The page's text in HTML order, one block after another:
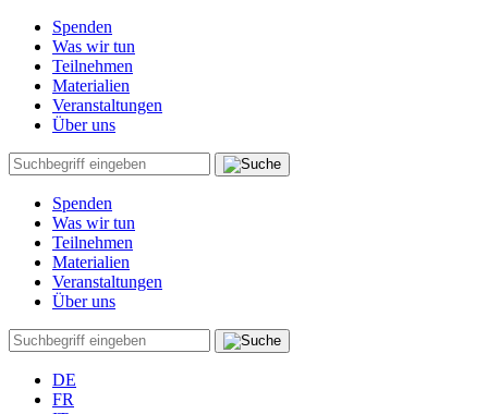
Spenden
Was wir tun
Teilnehmen
Materialien
Veranstaltungen
Über uns
Spenden
Was wir tun
Teilnehmen
Materialien
Veranstaltungen
Über uns
DE
FR